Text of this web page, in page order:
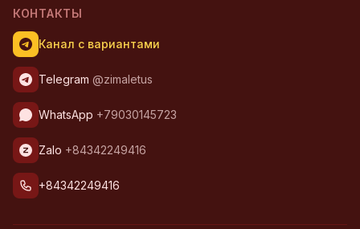
КОНТАКТЫ
Канал с вариантами
Telegram @zimaletus
WhatsApp +79030145723
Zalo +84342249416
+84342249416